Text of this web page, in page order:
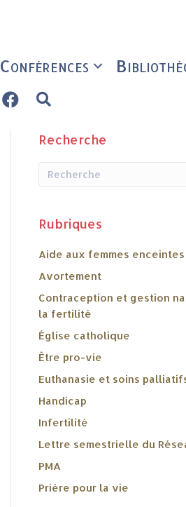
Conférences
Recherche
Rubriques
Aide aux femmes enceintes
Avortement
Contraception et gestion
la fertilité
Église catholique
Être pro-vie
Euthanasie et soins
Handicap
Infertilité
Lettre semestrielle du
PMA
Prière pour la vie